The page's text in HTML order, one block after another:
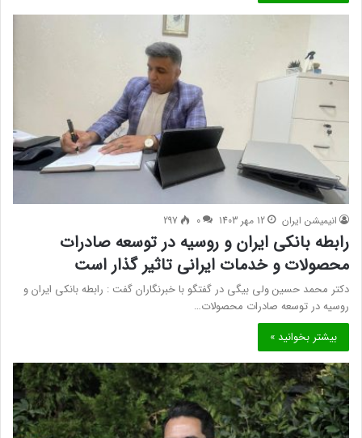
انیمیشن ایران 12 مهر 1403 0
297
رابطه بانکی ایران و روسیه در توسعه صادرات
محصولات و خدمات ایرانی تاثیر گذار است
دکتر محمد حسین ولی بیگی در گفتگو با خبرنگاران گفت : رابطه بانکی ایران و
روسیه در توسعه صادرات محصولات…
بیشتر بخوانید »